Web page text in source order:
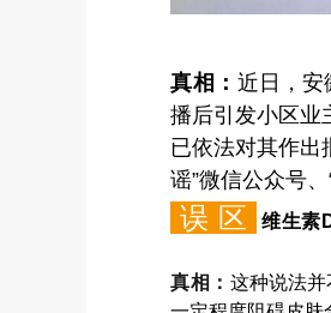
真相： 近日，安
播后引发小区业
已依法对其作出
谣”微信公众号
误 区 维生素
真相： 这种说法